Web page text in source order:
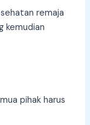
remaja
kemudian
pihak harus